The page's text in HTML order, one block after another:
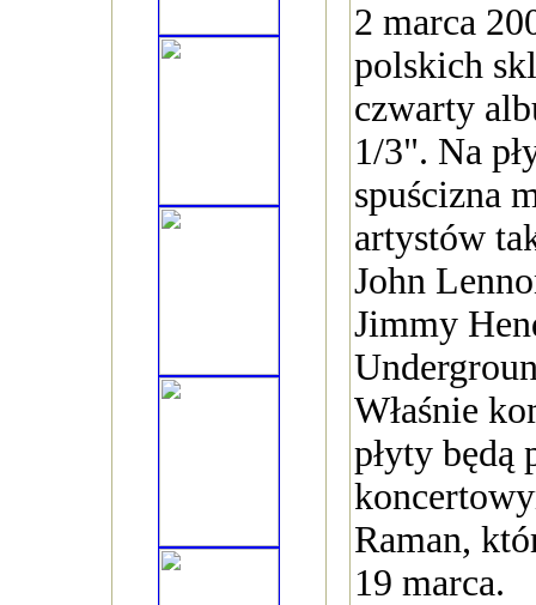
2 marca
polskich
czwarty
1/3". Na
spuścizna
artystów
John
Jimmy
Właśnie
płyty będą
Raman,
19 marca.